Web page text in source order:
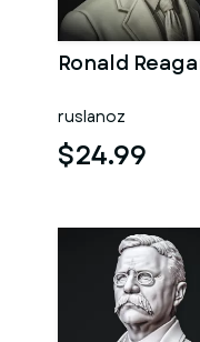
Ronald
ruslanoz
$24.99